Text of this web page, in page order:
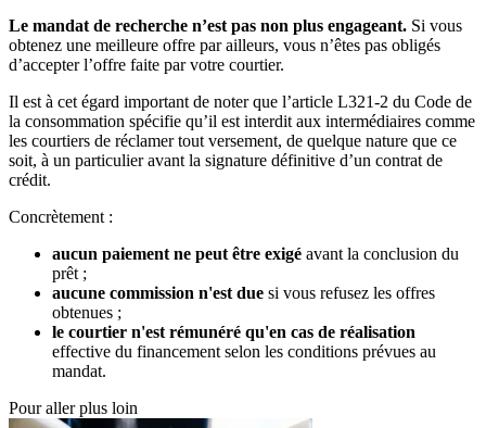
Le mandat de recherche n’est pas non plus engageant. Si vous
obtenez une meilleure offre par ailleurs, vous n’êtes pas obligés
d’accepter l’offre faite par votre courtier.
Il est à cet égard important de noter que l’article L321-2 du Code de
la consommation spécifie qu’il est interdit aux intermédiaires comme
les courtiers de réclamer tout versement, de quelque nature que ce
soit, à un particulier avant la signature définitive d’un contrat de
crédit.
Concrètement :
aucun paiement ne peut être exigé avant la conclusion du
prêt ;
aucune commission n'est due si vous refusez les offres
obtenues ;
le courtier n'est rémunéré qu'en cas de réalisation
effective du financement selon les conditions prévues au
mandat.
Pour aller plus loin